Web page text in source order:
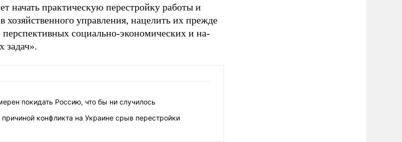
начать практическую перестройку работы и
хозяйственного управления, нацелить их прежде
перспективных социально-экономических и на­
задач».
покидать Россию, что бы ни случилось
причиной конфликта на Украине срыв перестройки